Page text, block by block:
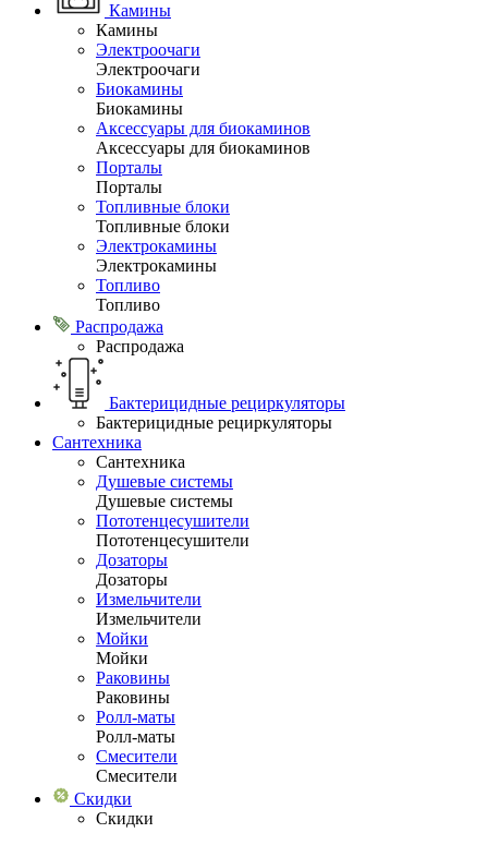
Камины
Камины
Электроочаги
Электроочаги
Биокамины
Биокамины
Аксессуары для биокаминов
Аксессуары для биокаминов
Порталы
Порталы
Топливные блоки
Топливные блоки
Электрокамины
Электрокамины
Топливо
Топливо
Распродажа
Распродажа
Бактерицидные рециркуляторы
Бактерицидные рециркуляторы
Сантехника
Сантехника
Душевые системы
Душевые системы
Пототенцесушители
Пототенцесушители
Дозаторы
Дозаторы
Измельчители
Измельчители
Мойки
Мойки
Раковины
Раковины
Ролл-маты
Ролл-маты
Смесители
Смесители
Скидки
Скидки